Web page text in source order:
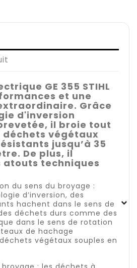
GE 355 STIHL
et une
Grâce
d'inversion
il broie tout
déchets végétaux
jusqu’à 35
De plus, il
atouts techniques
du sens du broyage :
d’inversion, des
hachent dans le sens de
déchets durs comme des
dans le sens de rotation
de hachage
végétaux souples en